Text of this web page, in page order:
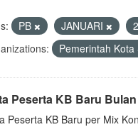
PB JANUARI
Pemerintah
Peserta KB Baru
Peserta KB Baru per Mix